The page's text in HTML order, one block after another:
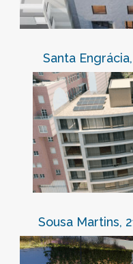
Santa
Sousa Martins,